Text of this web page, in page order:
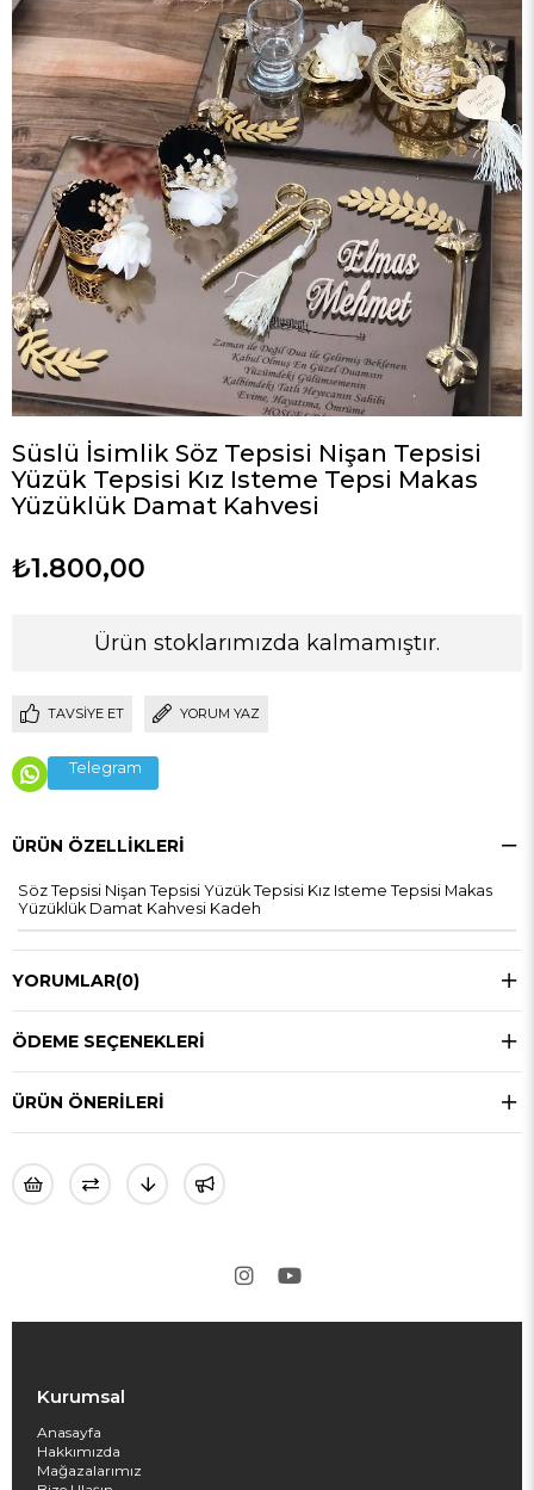
Süslü İsimlik Söz Tepsisi Nişan Tepsisi
Yüzük Tepsisi Kız Isteme Tepsi Makas
Yüzüklük Damat Kahvesi
₺1.800,00
Ürün stoklarımızda kalmamıştır.
TAVSIYE ET YORUM YAZ
Telegram
ÜRÜN ÖZELLIKLERI
Söz Tepsisi Nişan Tepsisi Yüzük Tepsisi Kız Isteme Tepsisi Makas
Yüzüklük Damat Kahvesi Kadeh
YORUMLAR(0)
ÖDEME SEÇENEKLERI
ÜRÜN ÖNERILERI
Kurumsal
Anasayfa
Hakkımızda
Mağazalarımız